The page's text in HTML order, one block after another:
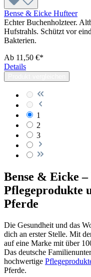
Bense & Eicke Hufteer
Echter Buchenholzteer.
Hufstrahls. Schützt vor
Bakterien.
Ab 11,50 €*
Details
1
2
3
Bense & Eicke
Pflegeprodukte
Pferde
Die Gesundheit und das
dich an erster Stelle. Mit
auf eine Marke mit über
Das deutsche
hochwertige
Pferde.